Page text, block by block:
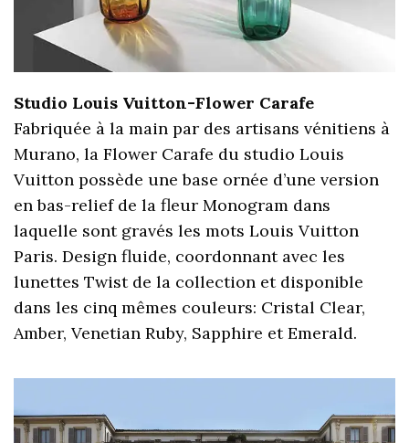
Studio Louis Vuitton-Flower Carafe
Fabriquée à la main par des artisans vénitiens à
Murano, la Flower Carafe du studio Louis
Vuitton possède une base ornée d’une version
en bas-relief de la fleur Monogram dans
laquelle sont gravés les mots Louis Vuitton
Paris. Design fluide, coordonnant avec les
lunettes Twist de la collection et disponible
dans les cinq mêmes couleurs: Cristal Clear,
Amber, Venetian Ruby, Sapphire et Emerald.